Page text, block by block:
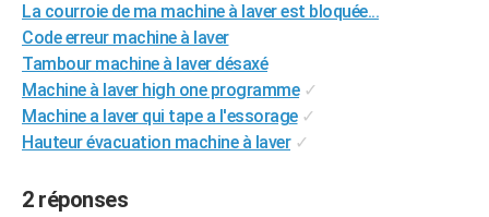
BONS PLANS
CARTE DE VOEUX
Carte de Noël
Carte Bonne année
Carte Saint-Valentin
Carte Pâques
Carte d'anniversaire
DICTIONNAIRE
COPAINS D'AVANT
La courroie de ma machine à laver est bloquée...
Code erreur machine à laver
Tambour machine à laver désaxé
Machine à laver high one programme ✓
Machine a laver qui tape a l'essorage ✓
Hauteur évacuation machine à laver ✓
2 réponses